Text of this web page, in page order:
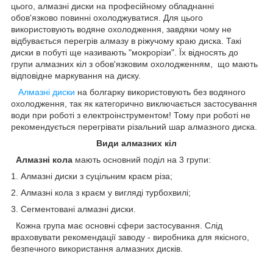
цього, алмазні диски на професійному обладнанні
обов'язково повинні охолоджуватися. Для цього
використовують водяне охолодження, завдяки чому не
відбувається перегрів алмазу в ріжучому краю диска. Такі
диски в побуті ще називають "мокрорізи". Їх відносять до
групи алмазних кіл з обов'язковим охолодженням, що мають
відповідне маркування на диску.
Алмазні диски на болгарку використовують без водяного
охолодження, так як категорично виключається застосування
води при роботі з електроінструментом! Тому при роботі не
рекомендується перегрівати різальний шар алмазного диска.
Види алмазних кіл
Алмазні кола мають основний поділ на 3 групи:
1. Алмазні диски з суцільним краєм різа;
2. Алмазні кола з краєм у вигляді турбохвилі;
3. Сегментовані алмазні диски.
Кожна група має основні сфери застосування. Слід
враховувати рекомендації заводу - виробника для якісного,
безпечного використання алмазних дисків.